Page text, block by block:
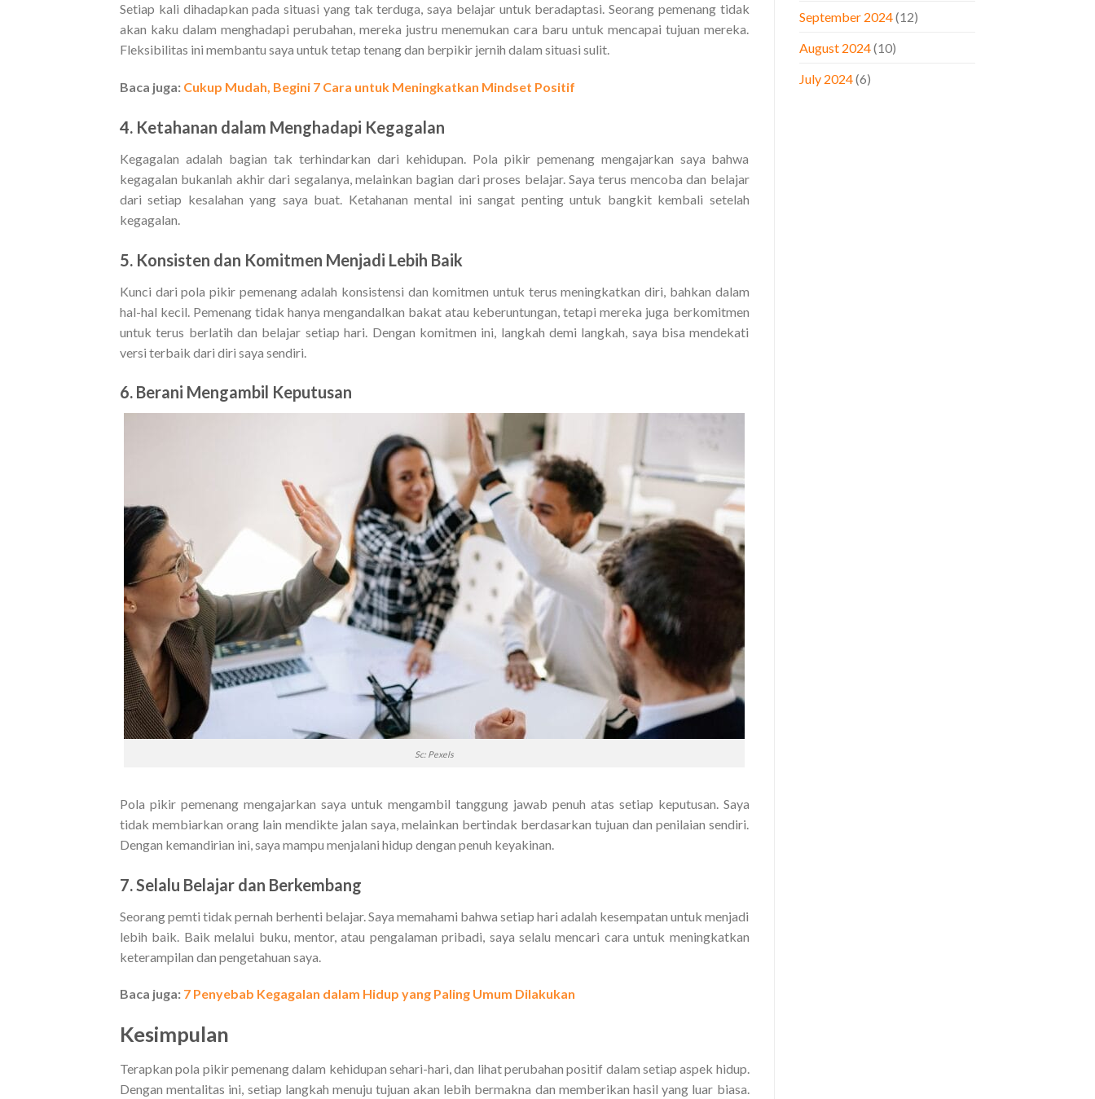
Setiap kali dihadapkan pada situasi yang tak terduga, saya belajar untuk beradaptasi. Seorang pemenang tidak
akan kaku dalam menghadapi perubahan, mereka justru menemukan cara baru untuk mencapai tujuan mereka.
Fleksibilitas ini membantu saya untuk tetap tenang dan berpikir jernih dalam situasi sulit.
Baca juga: Cukup Mudah, Begini 7 Cara untuk Meningkatkan Mindset Positif
4. Ketahanan dalam Menghadapi Kegagalan
Kegagalan adalah bagian tak terhindarkan dari kehidupan. Pola pikir pemenang mengajarkan saya bahwa
kegagalan bukanlah akhir dari segalanya, melainkan bagian dari proses belajar. Saya terus mencoba dan belajar
dari setiap kesalahan yang saya buat. Ketahanan mental ini sangat penting untuk bangkit kembali setelah
kegagalan.
5. Konsisten dan Komitmen Menjadi Lebih Baik
Kunci dari pola pikir pemenang adalah konsistensi dan komitmen untuk terus meningkatkan diri, bahkan dalam
hal-hal kecil. Pemenang tidak hanya mengandalkan bakat atau keberuntungan, tetapi mereka juga berkomitmen
untuk terus berlatih dan belajar setiap hari. Dengan komitmen ini, langkah demi langkah, saya bisa mendekati
versi terbaik dari diri saya sendiri.
6. Berani Mengambil Keputusan
Sc: Pexels
Pola pikir pemenang mengajarkan saya untuk mengambil tanggung jawab penuh atas setiap keputusan. Saya
tidak membiarkan orang lain mendikte jalan saya, melainkan bertindak berdasarkan tujuan dan penilaian sendiri.
Dengan kemandirian ini, saya mampu menjalani hidup dengan penuh keyakinan.
7. Selalu Belajar dan Berkembang
Seorang pemti tidak pernah berhenti belajar. Saya memahami bahwa setiap hari adalah kesempatan untuk menjadi
lebih baik. Baik melalui buku, mentor, atau pengalaman pribadi, saya selalu mencari cara untuk meningkatkan
keterampilan dan pengetahuan saya.
Baca juga: 7 Penyebab Kegagalan dalam Hidup yang Paling Umum Dilakukan
Kesimpulan
Terapkan pola pikir pemenang dalam kehidupan sehari-hari, dan lihat perubahan positif dalam setiap aspek hidup.
Dengan mentalitas ini, setiap langkah menuju tujuan akan lebih bermakna dan memberikan hasil yang luar biasa.
September 2024(12)
August 2024(10)
July 2024(6)